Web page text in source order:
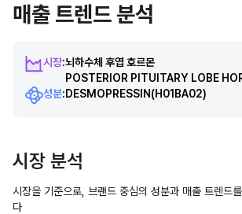
매출 트렌드 분석
시장:뇌하수체 후엽 호르몬
POSTERIOR PITUITARY LOBE
성분:DESMOPRESSIN(H01BA02)
시장 분석
시장을 기준으로, 브랜드 중심의 성분과 매출 트렌드
다